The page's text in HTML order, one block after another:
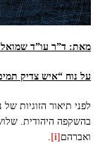
מאת: ד”ר עו”ד
על נוח “איש צדיק
לפני תיאור הזוגיות
בהשקפה היהודית.
ואברהם [i]